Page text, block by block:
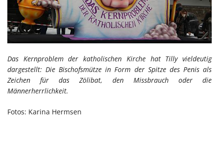
Das Kernproblem der katholischen Kirche hat Tilly vieldeutig
dargestellt: Die Bischofsmütze in Form der Spitze des Penis als
Zeichen für das Zölibat, den Missbrauch oder die
Männerherrlichkeit.
Fotos: Karina Hermsen